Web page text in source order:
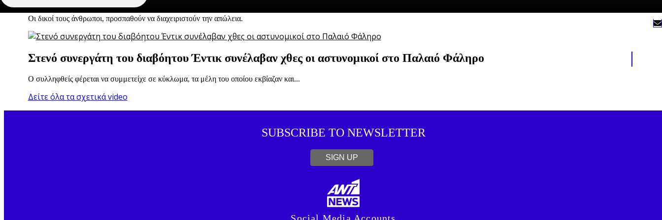
Οι δικοί τους άνθρωποι, προσπαθούν να διαχειριστούν την απώλεια.
Στενό συνεργάτη του διαβόητου Έντικ συνέλαβαν χθες οι αστυνομικοί στο Παλαιό Φάληρο
Ο συλληφθείς φέρεται να συμμετείχε σε κύκλωμα, τα μέλη του οποίου εκβίαζαν και...
Δείτε όλα τα σχετικά video
SUBSCRIBE TO NEWSLETTER
SIGN UP